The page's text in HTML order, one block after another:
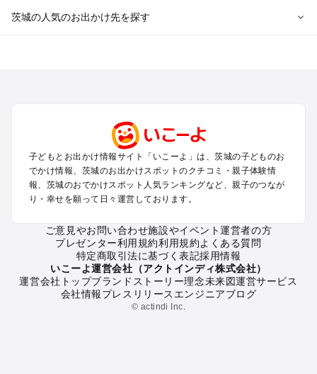
茨城の人気のお出かけ先を探す
久喜・行田・加須・羽生のプールお出かけ
土浦・霞ヶ浦・鹿島・潮来のプールお出かけ
大洗・ひたちなかのプールお出かけ
熊谷・太田・足利・古河のプールお出かけ
日立・北茨城・奥久慈のプールお出かけ
茨城の定番お出かけスポット
茨城の遊園地
茨城の動物園
茨城のバーベキュー
子どもとお出かけ情報サイト「いこーよ」は、茨城の子どものお
でかけ情報、茨城のお出かけスポットのクチコミ・親子体験情
報、茨城のおでかけスポット人気ランキングなど、親子のつなが
り・幸せを願って日々運営しております。
ご意見やお問い合わせ施設やイベント運営者の方
プレゼンター利用規約利用規約よくある質問
特定商取引法に基づく表記採用情報
いこーよ運営会社（アクトインディ株式会社）
運営会社トップブランドストーリー理念未来図運営サービス
会社情報プレスリリース エンジニアブログ
© actindi Inc.